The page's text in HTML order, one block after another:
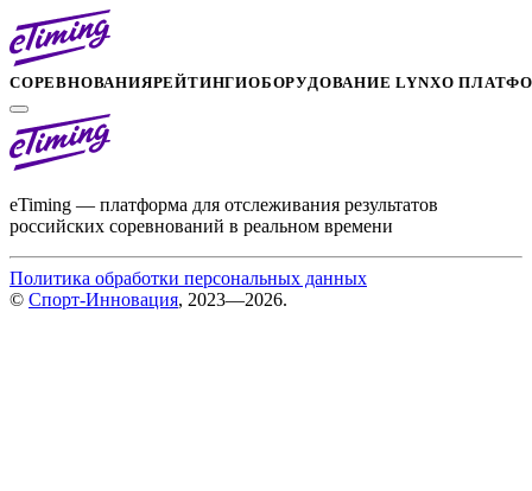
СОРЕВНОВАНИЯРЕЙТИНГИОБОРУДОВАНИЕ LYNXО
eTiming — платформа для отслеживания результатов
российских соревнований в реальном времени
Политика обработки персональных данных
© Спорт-Инновация, 2023—2026.